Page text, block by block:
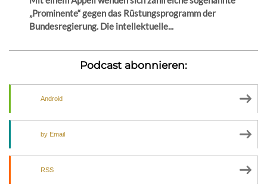
„Prominente“ gegen das Rüstungsprogramm der
Bundesregierung. Die intellektuelle...
Podcast abonnieren:
Android
by Email
RSS